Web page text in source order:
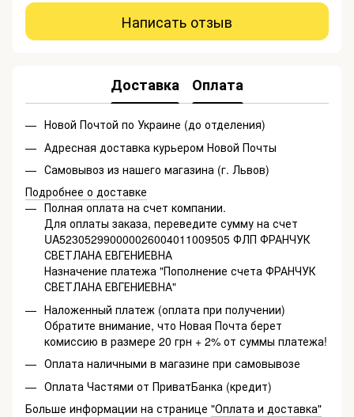
Написать отзыв
Доставка Оплата
Новой Почтой по Украине (до отделения)
Адресная доставка курьером Новой Почты
Самовывоз из нашего магазина (г. Львов)
Подробнее о доставке
Полная оплата на счет компании.
Для оплаты заказа, переведите сумму на счет
UA523052990000026004011009505 ФЛП ФРАНЧУК
СВЕТЛАНА ЕВГЕНИЕВНА
Назначение платежа "Пополнение счета ФРАНЧУК
СВЕТЛАНА ЕВГЕНИЕВНА"
Наложенный платеж (оплата при получении)
Обратите внимание, что Новая Почта берет
комиссию в размере 20 грн + 2% от суммы платежа!
Оплата наличными в магазине при самовывозе
Оплата Частями от ПриватБанка (кредит)
Больше информации на странице "Оплата и доставка"